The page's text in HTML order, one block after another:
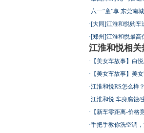
·六一“童”享 东莞南
·[大同]江淮和悦购车
·[郑州]江淮和悦最高
江淮和悦相关
· 【美女车故事】白
· 【美女车故事】美
·江淮和悦RS怎么样
·江淮和悦 车身腐蚀/
· 【新车零距离-价格
·手把手教你洗空调